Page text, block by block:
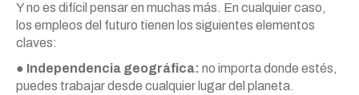
Y no es difícil pensar en muchas más. En cualquier caso,
los empleos del futuro tienen los siguientes elementos
claves:
● Independencia geográfica: no importa donde estés,
puedes trabajar desde cualquier lugar del planeta.